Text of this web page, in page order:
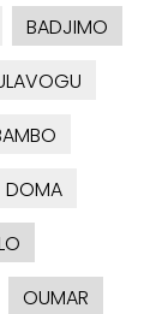
BADJIMO
DOMA
OUMAR